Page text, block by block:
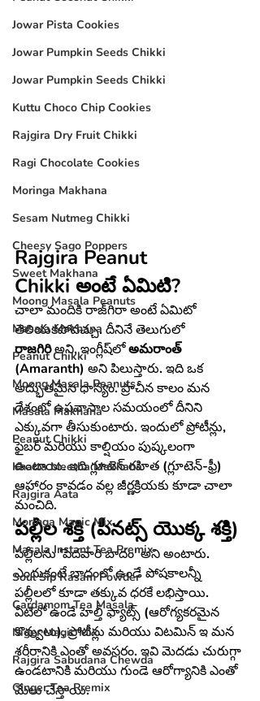
Jowar Pista Cookies
Jowar Pumpkin Seeds Chikki
Jowar Pumpkin Seeds Chikki
Kuttu Choco Chip Cookies
Rajgira Dry Fruit Chikki
Ragi Chocolate Cookies
Moringa Makhana
Sesam Nutmeg Chikki
Cheesy Sago Poppers
Sweet Makhana
Moong Masala Peanuts
Masala Makhana
Peanut Chikki
Moong Masala Peanuts
Masala Makhana
Peanut Chikki
Khatta Meetha Makhana
Rajgira Aata
Moringa Magic Mix
Masala Instant Tea Premix
Soul Sip Rasam Powder
Cardamom Tea Masala
Niger Magic Mix
Rajgira Sabudana Chewda
Ginger Tea Premix
Rajgira Peanut
Chikki అంటే ఏమిటి?
చాలా మందికి రాజ్‌గిరా అంటే ఏమిటో
తెలియకపోవచ్చు. దీనినే తెలుగులో
రాజగిరి
అని, ఇంగ్లీష్‌లో అమరాంత్
(Amaranth) అని పిలుస్తారు. ఇది ఒక
అద్భుతమైన ధాన్యం. ప్రాచీన కాలం మన
దేశంలో ఉపవాసాల సమయంలో దీనిని
ఎక్కువగా తీసుకుంటారు. ఇందులో ప్రోటీన్లు,
ఫైబర్ మరియు కాల్షియం పుష్కలంగా
ఉంటాయి. ఇది గ్లూటెన్ రహిత (గ్లూటెన్-ఫ్రీ)
ఆహారం కావడం వల్ల జీర్ణక్రియకు కూడా చాలా
మంచిది.
పల్లీల శక్తి (పీనట్స్ యొక్క శక్తి)
పల్లీలను 'పేదవారి బాదం' అని అంటారు.
ఎందుకంటే బాదంలో ఉండే పోషకాలన్నీ
పల్లీలలో కూడా తక్కువ ధరకే లభిస్తాయి.
వీటిలో ఉండే హెల్తీ ఫ్యాట్స్ (ఆరోగ్యకరమైన
కొవ్వులు), ప్రోటీన్లు మరియు విటమిన్ ఇ మన
శరీరానికి ఎంతో అవసరం. ఇవి మెదడు చురుగ్గా
ఉండటానికి మరియు గుండె ఆరోగ్యానికి ఎంతో
మేలు చేస్తాయి.